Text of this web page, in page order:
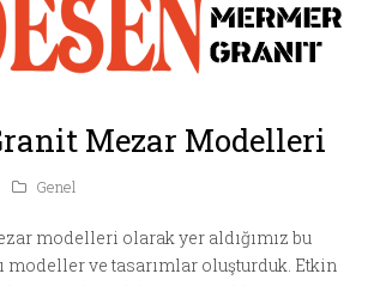
Mezar Modelleri
Genel
modelleri olarak yer aldığımız bu
modeller ve tasarımlar oluşturduk. Etkin